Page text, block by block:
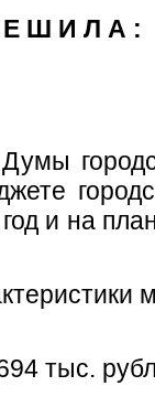
Е Ш И Л А :
и на
тыс.